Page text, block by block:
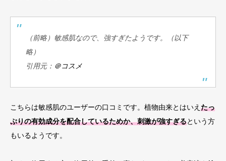
（前略）敏感肌なので、強すぎたようです。（以下
略）
引用元： ＠コスメ
こちらは敏感肌のユーザーの口コミです。植物由来とはいえ たっ
ぷりの有効成分を配合しているためか、刺激が強すぎるという方
もいるようです。